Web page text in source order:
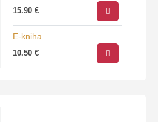
15.90€
E-kniha
10.50€